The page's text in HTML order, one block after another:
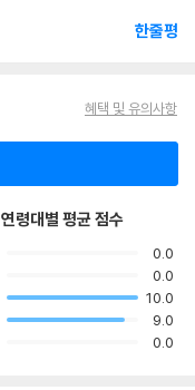
한줄평
혜택 및 유의사항
연령대별 평균 점수
0.0
0.0
10.0
9.0
0.0